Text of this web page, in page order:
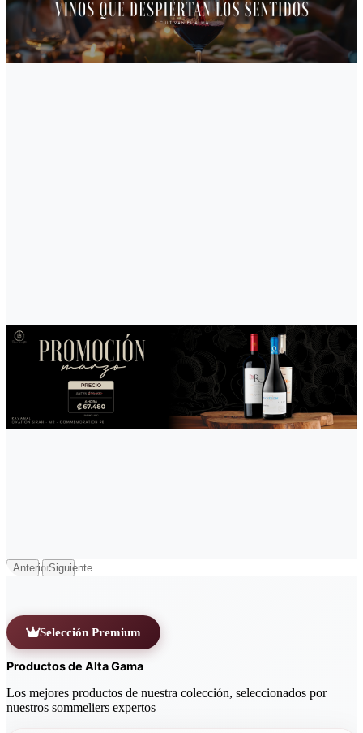
AnteriorSiguiente
Selección Premium
Productos de Alta Gama
Los mejores productos de nuestra colección, seleccionados por
nuestros sommeliers expertos